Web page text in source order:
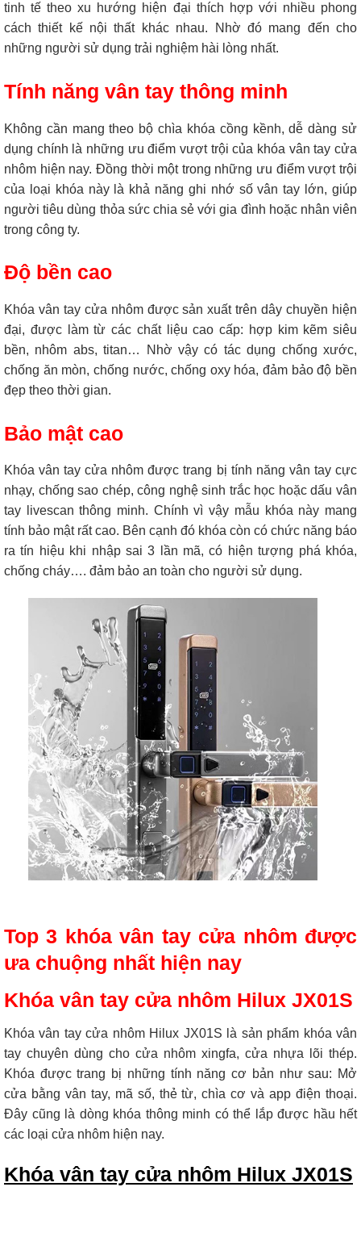
tinh tế theo xu hướng hiện đại thích hợp với nhiều phong
cách thiết kế nội thất khác nhau. Nhờ đó mang đến cho
những người sử dụng trải nghiệm hài lòng nhất.
Tính năng vân tay thông minh
Không cần mang theo bộ chìa khóa cồng kềnh, dễ dàng sử
dụng chính là những ưu điểm vượt trội của khóa vân tay cửa
nhôm hiện nay. Đồng thời một trong những ưu điểm vượt trội
của loại khóa này là khả năng ghi nhớ số vân tay lớn, giúp
người tiêu dùng thỏa sức chia sẻ với gia đình hoặc nhân viên
trong công ty.
Độ bền cao
Khóa vân tay cửa nhôm được sản xuất trên dây chuyền hiện
đại, được làm từ các chất liệu cao cấp: hợp kim kẽm siêu
bền, nhôm abs, titan… Nhờ vậy có tác dụng chống xước,
chống ăn mòn, chống nước, chống oxy hóa, đảm bảo độ bền
đẹp theo thời gian.
Bảo mật cao
Khóa vân tay cửa nhôm được trang bị tính năng vân tay cực
nhạy, chống sao chép, công nghệ sinh trắc học hoặc dấu vân
tay livescan thông minh. Chính vì vậy mẫu khóa này mang
tính bảo mật rất cao. Bên cạnh đó khóa còn có chức năng báo
ra tín hiệu khi nhập sai 3 lần mã, có hiện tượng phá khóa,
chống cháy…. đảm bảo an toàn cho người sử dụng.
Top 3 khóa vân tay cửa nhôm được
ưa chuộng nhất hiện nay
Khóa vân tay cửa nhôm Hilux JX01S
Khóa vân tay cửa nhôm Hilux JX01S là sản phẩm khóa vân
tay chuyên dùng cho cửa nhôm xingfa, cửa nhựa lõi thép.
Khóa được trang bị những tính năng cơ bản như sau: Mở
cửa bằng vân tay, mã số, thẻ từ, chìa cơ và app điện thoại.
Đây cũng là dòng khóa thông minh có thể lắp được hầu hết
các loại cửa nhôm hiện nay.
Khóa vân tay cửa nhôm Hilux JX01S